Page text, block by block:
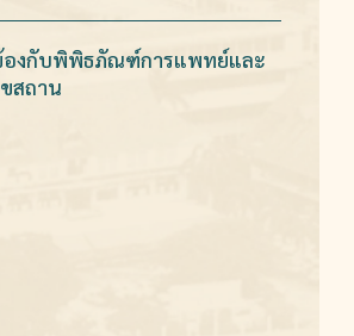
องกับพิพิธภัณฑ์การแพทย์และ
สถาน